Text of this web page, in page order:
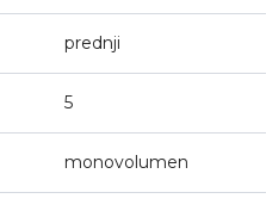
prednji
5
monovolumen